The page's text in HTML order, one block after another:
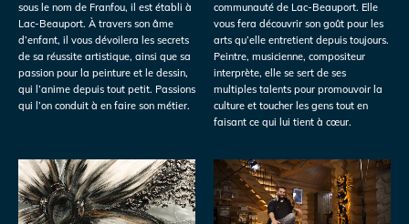
sous le nom de Franfou, il est établi à
Lac-Beauport. À travers son âme
d’enfant, il vous dévoilera les secrets
de sa réussite artistique, ainsi que sa
passion pour la peinture et le dessin,
qui l’anime depuis tout petit. Passions
qui l’on conduit à en faire son métier.
communauté de Lac-Beauport. Elle
vous fera découvrir son goût pour les
arts qu’elle entretient depuis toujours.
Peintre, musicienne, compositeur
interprète, elle se sert de ses
multiples talents pour promouvoir la
culture et toucher les gens tout en
faisant ce qui lui tient à cœur.